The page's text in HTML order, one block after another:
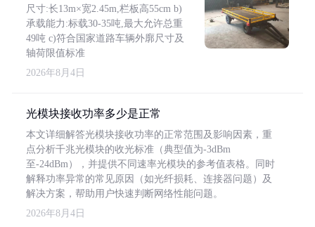
尺寸:长13m×宽2.45m,栏板高55cm b)
承载能力:标载30-35吨,最大允许总重
49吨 c)符合国家道路车辆外廓尺寸及
轴荷限值标准
2026年8月4日
光模块接收功率多少是正常
本文详细解答光模块接收功率的正常范围及影响因素，重
点分析千兆光模块的收光标准（典型值为-3dBm
至-24dBm），并提供不同速率光模块的参考值表格。同时
解释功率异常的常见原因（如光纤损耗、连接器问题）及
解决方案，帮助用户快速判断网络性能问题。
2026年8月4日